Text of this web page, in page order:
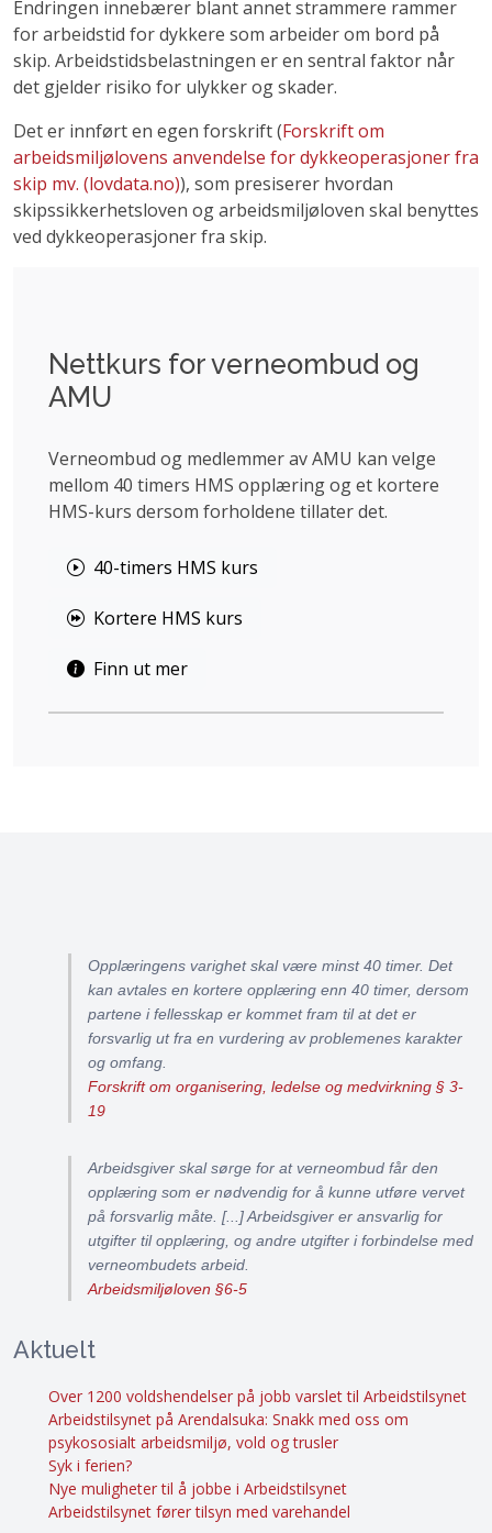
Endringen innebærer blant annet strammere rammer
for arbeidstid for dykkere som arbeider om bord på
skip. Arbeidstidsbelastningen er en sentral faktor når
det gjelder risiko for ulykker og skader.
Det er innført en egen forskrift (Forskrift om
arbeidsmiljølovens anvendelse for dykkeoperasjoner fra
skip mv. (lovdata.no)), som presiserer hvordan
skipssikkerhetsloven og arbeidsmiljøloven skal benyttes
ved dykkeoperasjoner fra skip.
Nettkurs for verneombud og
AMU
Verneombud og medlemmer av AMU kan velge
mellom 40 timers HMS opplæring og et kortere
HMS-kurs dersom forholdene tillater det.
40-timers HMS kurs
Kortere HMS kurs
Finn ut mer
Opplæringens varighet skal være minst 40 timer. Det
kan avtales en kortere opplæring enn 40 timer, dersom
partene i fellesskap er kommet fram til at det er
forsvarlig ut fra en vurdering av problemenes karakter
og omfang.
Forskrift om organisering, ledelse og medvirkning § 3-
19
Arbeidsgiver skal sørge for at verneombud får den
opplæring som er nødvendig for å kunne utføre vervet
på forsvarlig måte. [...] Arbeidsgiver er ansvarlig for
utgifter til opplæring, og andre utgifter i forbindelse med
verneombudets arbeid.
Arbeidsmiljøloven §6-5
Aktuelt
Over 1200 voldshendelser på jobb varslet til Arbeidstilsynet
Arbeidstilsynet på Arendalsuka: Snakk med oss om
psykososialt arbeidsmiljø, vold og trusler
Syk i ferien?
Nye muligheter til å jobbe i Arbeidstilsynet
Arbeidstilsynet fører tilsyn med varehandel